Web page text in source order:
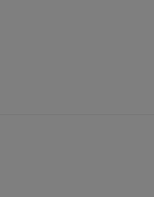
Str. 15/1,
Telefon: